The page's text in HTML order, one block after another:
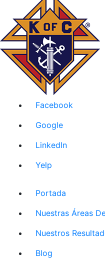
Facebook
Google
LinkedIn
Yelp
Portada
Nuestras Áreas
Nuestros
Blog